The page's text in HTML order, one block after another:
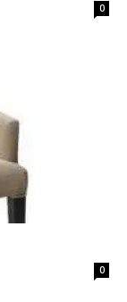
0
0